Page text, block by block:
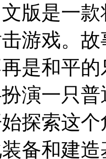
版是一
游戏。
是和平
演一只
探索这
备和建